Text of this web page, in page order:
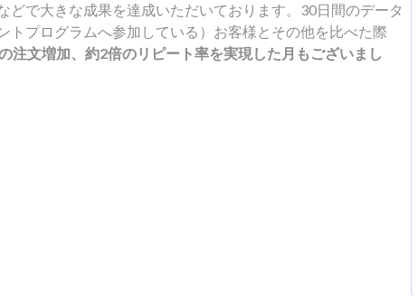
どで大きな成果を達成いただいております。30日間のデータ
トプログラムへ参加している）お客様とその他を比べた際
注文増加、約2倍のリピート率を実現した月もございまし